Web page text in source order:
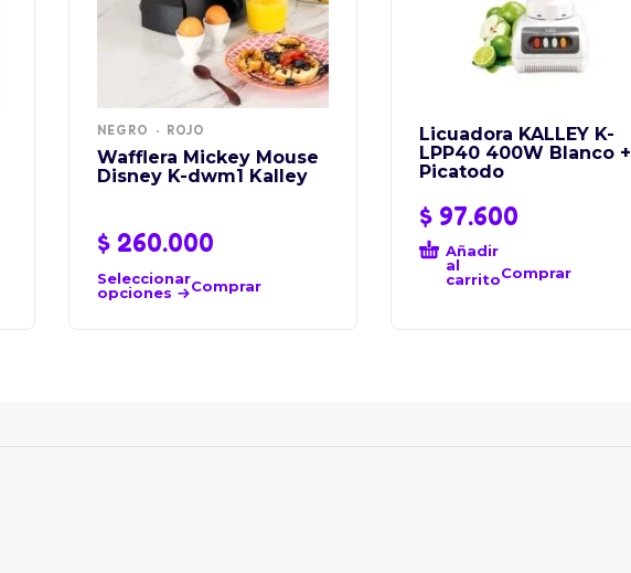
NEGRO ROJO
Wafflera Mickey Mouse
Disney K-dwm1 Kalley
$ 260.000
Seleccionar
opciones
Comprar
Licuadora KALLEY K-
LPP40 400W Blanco +
Picatodo
$ 97.600
Añadir
al
carritoComprar